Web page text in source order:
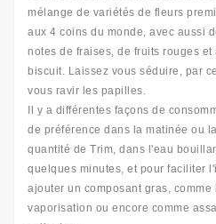
mélange de variétés de fleurs
aux 4 coins du monde, avec aussi
notes de fraises, de fruits rouges
biscuit. Laissez vous séduire, par
vous ravir les papilles.
Il y a différentes façons de
de préférence dans la matinée ou
quantité de Trim, dans l'eau
quelques minutes, et pour faciliter
ajouter un composant gras,
vaporisation ou encore comme